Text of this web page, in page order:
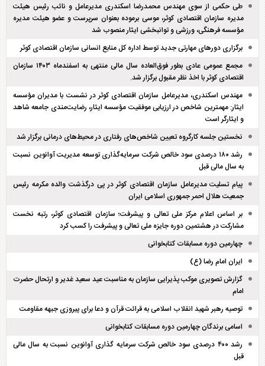
طی حکمی از سوی مهندس محمدرضا اسکندری مدیرعامل و نائب رئیس هیئت
مدیره سازمان اقتصادی کوثر، موسی برموده بعنوان سرپرست و عضو هیئت مدیره
مؤسسه فرهنگی، ورزشی و توانبخشی ایثار منصوب شد
برگزاری دور‌های مهارتی جدید توسط اداره کل منابع انسانی سازمان اقتصادی کوثر
مجمع عمومی عادی بطور فوق‌العاده سال مالی منتهی به اسفند‌ماه ۱۴۰۳ سازمان
اقتصادی کوثر با اخذ نظر مقبول برگزار شد.
مهندس اسکندری، مدیرعامل سازمان اقتصادی کوثر در نشست با مدیران مؤسسه
ایثار: مهمترین شاخص در ارزیابی موفقیت مؤسسه ایثار، رضایت‌مندی جامعه شاهد
و ایثارگر است
نخستین جلسه کارگروه تعیین شاخص‌های رفتاری در محیط‌های درمانی برگزار شد
رشد ۱۸۰ درصدی سود خالص شرکت سرمایه‌گذاری توسعه مدیریت آوانوین نسبت
به سال مالی قبل
پیام تسلیت مدیرعامل سازمان اقتصادی کوثر در پی درگذشت والده مکرمه رئیس
جمعیت هلال احمر جمهوری اسلامی ایران
بر اساس اعلام مرکز ملی تعالی و پیشرفت؛ سازمان اقتصادی کوثر، رتبه نخست
مشارکت در هشتمین دوره جایزه ملی تعالی و پیشرفت را کسب کرد
چهارمین دوره مسابقات کتابخوانی
ایران امام رضا (ع)
گزارش تصویری موکب پذیرایی سازمان به مناسبت عید سعید غدیر و ارتحال حضرت
امام
توصیه رهبر شهید انقلاب اسلامی به قرائت قرآن و دعا برای پیروزی جبهه مقاومت
اسامی برندگان چهارمین دوره مسابقات کتابخوانی
رشد ۴۰۰ درصدی سود خالص شرکت سرمایه گذاری آوانوین نسبت به سال مالی
قبل